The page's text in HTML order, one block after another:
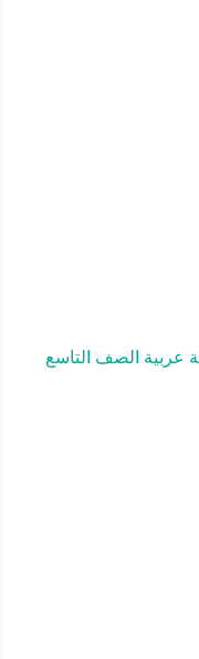
عربية الصف التاسع